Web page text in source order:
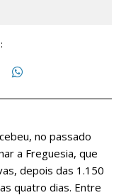
no passado
a Freguesia, que
depois das 1.150
quatro dias. Entre